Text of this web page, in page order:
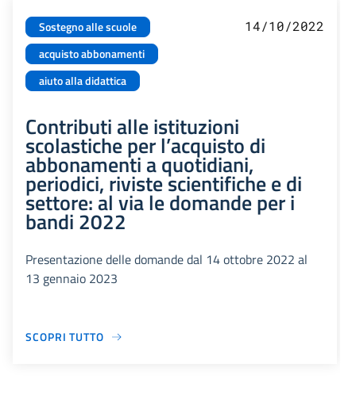
Sostegno alle scuole
acquisto abbonamenti
aiuto alla didattica
14/10/2022
Contributi alle istituzioni
scolastiche per l’acquisto di
abbonamenti a quotidiani,
periodici, riviste scientifiche e di
settore: al via le domande per i
bandi 2022
Presentazione delle domande dal 14 ottobre 2022 al
13 gennaio 2023
SCOPRI TUTTO